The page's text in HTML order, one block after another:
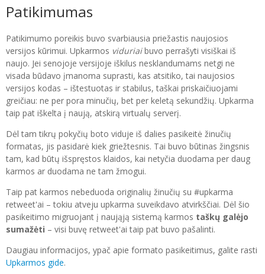
Patikimumas
Patikimumo poreikis buvo svarbiausia priežastis naujosios
versijos kūrimui. Upkarmos viduriaibuvo perrašyti visiškai iš
naujo. Jei senojoje versijoje iškilus nesklandumams netgi ne
visada būdavo įmanoma suprasti, kas atsitiko, tai naujosios
versijos kodas – ištestuotas ir stabilus, taškai priskaičiuojami
greičiau: ne per pora minučių, bet per keletą sekundžių. Upkarma
taip pat iškelta į naują, atskirą virtualų serverį.
Dėl tam tikrų pokyčių boto viduje iš dalies pasikeitė žinučių
formatas, jis pasidarė kiek griežtesnis. Tai buvo būtinas žingsnis
tam, kad būtų išspręstos klaidos, kai netyčia duodama per daug
karmos ar duodama ne tam žmogui.
Taip pat karmos nebeduoda originalių žinučių su #upkarma
retweet'ai – tokiu atveju upkarma suveikdavo atvirkščiai. Dėl šio
pasikeitimo migruojant į naująją sistemą karmos taškų galėjo
sumažėti – visi buvę retweet'ai taip pat buvo pašalinti.
Daugiau informacijos, ypač apie formato pasikeitimus, galite rasti
Upkarmos gide.